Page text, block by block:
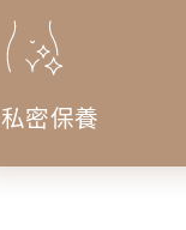
私密保養